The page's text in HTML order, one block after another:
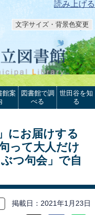
読み上げる
文字サイズ・背景色変更
館案
図書館で調
べる
世田谷を知
る
にお届けする
って大人だけ
つ句会」で自
掲載日 2021年1月23日